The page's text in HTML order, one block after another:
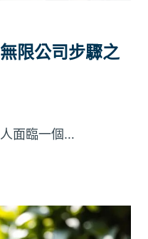
限公司步驟之
面臨一個…